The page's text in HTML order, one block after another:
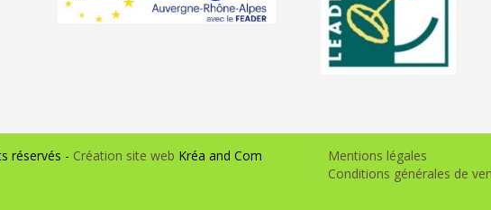
réservés - Création site web Kréa and Com
Mentions légales
Conditions générales de